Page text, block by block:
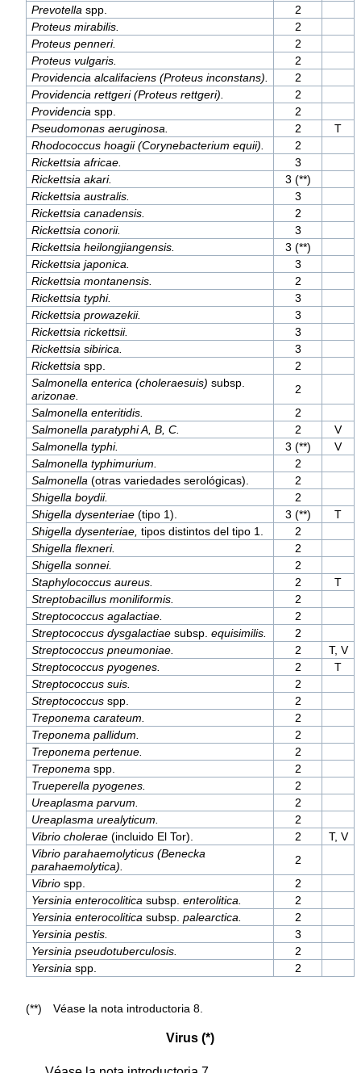
Prevotella spp.
2
Proteus mirabilis.
2
Proteus penneri.
2
Proteus vulgaris.
2
Providencia alcalifaciens (Proteus inconstans).
2
Providencia rettgeri (Proteus rettgeri).
2
Providencia spp.
2
Pseudomonas aeruginosa.
2
T
Rhodococcus hoagii (Corynebacterium equii).
2
Rickettsia africae.
3
Rickettsia akari.
3 (**)
Rickettsia australis.
3
Rickettsia canadensis.
2
Rickettsia conorii.
3
Rickettsia heilongjiangensis.
3 (**)
Rickettsia japonica.
3
Rickettsia montanensis.
2
Rickettsia typhi.
3
Rickettsia prowazekii.
3
Rickettsia rickettsii.
3
Rickettsia sibirica.
3
Rickettsia spp.
2
Salmonella enterica (choleraesuis) subsp.
arizonae.
2
Salmonella enteritidis.
2
Salmonella paratyphi A, B, C.
2
V
Salmonella typhi.
3 (**)
V
Salmonella typhimurium.
2
Salmonella (otras variedades serológicas).
2
Shigella boydii.
2
Shigella dysenteriae(tipo 1). 3 (**)
T
Shigella dysenteriae, tipos distintos del tipo 1.
2
Shigella flexneri.
2
Shigella sonnei.
2
Staphylococcus aureus.
2
T
Streptobacillus moniliformis.
2
Streptococcus agalactiae.
2
Streptococcus dysgalactiaesubsp. equisimilis.
2
Streptococcus pneumoniae.
2
T, V
Streptococcus pyogenes.
2
T
Streptococcus suis.
2
Streptococcusspp.
2
Treponema carateum.
2
Treponema pallidum.
2
Treponema pertenue.
2
Treponema spp.
2
Trueperella pyogenes.
2
Ureaplasma parvum.
2
Ureaplasma urealyticum.
2
Vibrio cholerae(incluido El Tor). 2
T, V
Vibrio parahaemolyticus (Benecka
parahaemolytica).
2
Vibriospp.
2
Yersinia enterocolitica subsp. enterolitica.
2
Yersinia enterocolitica subsp. palearctica.
2
Yersinia pestis.
3
Yersinia pseudotuberculosis.
2
Yersinia spp. 2
(**) Véase la nota introductoria 8.
Virus (*)